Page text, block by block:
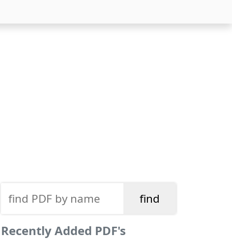
Recently Added PDF's